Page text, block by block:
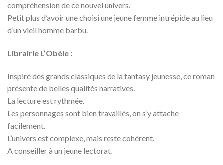
compréhension de ce nouvel univers.
Petit plus d’avoir une choisi une jeune femme intrépide au lieu
d’un vieil homme barbu.
Librairie L’Obèle :
Inspiré des grands classiques de la fantasy jeunesse, ce roman
présente de belles qualités narratives.
La lecture est rythmée.
Les personnages sont bien travaillés, on s’y attache
facilement.
L’univers est complexe, mais reste cohérent.
A conseiller à un jeune lectorat.